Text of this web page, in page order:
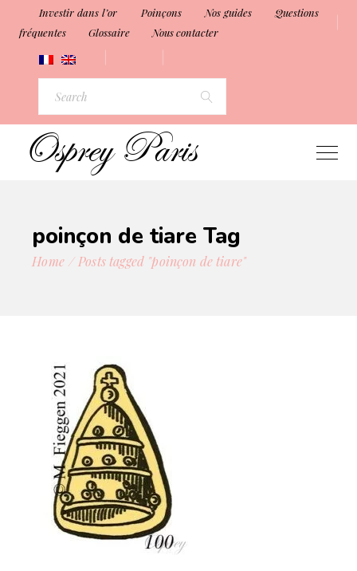
Investir dans l’or Poinçons Nos guides
Questions
fréquentes
Glossaire Nous contacter
for:
poinçon de tiare Tag
Home Posts tagged "poinçon de tiare"